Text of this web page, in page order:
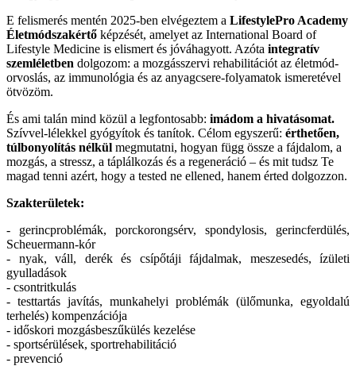
E felismerés mentén 2025-ben elvégeztem a LifestylePro Academy
Életmódszakértő képzését, amelyet az International Board of
Lifestyle Medicine is elismert és jóváhagyott. Azóta integratív
szemléletben dolgozom: a mozgásszervi rehabilitációt az életmód-
orvoslás, az immunológia és az anyagcsere-folyamatok ismeretével
ötvözöm.
És ami talán mind közül a legfontosabb: imádom a hivatásomat.
Szívvel-lélekkel gyógyítok és tanítok. Célom egyszerű: érthetően,
túlbonyolítás nélkül megmutatni, hogyan függ össze a fájdalom, a
mozgás, a stressz, a táplálkozás és a regeneráció – és mit tudsz Te
magad tenni azért, hogy a tested ne ellened, hanem érted dolgozzon.
Szakterületek:
- gerincproblémák, porckorongsérv, spondylosis, gerincferdülés,
Scheuermann-kór
- nyak, váll, derék és csípőtáji fájdalmak, meszesedés, ízületi
gyulladások
- csontritkulás
- testtartás javítás, munkahelyi problémák (ülőmunka, egyoldalú
terhelés) kompenzációja
- időskori mozgásbeszűkülés kezelése
- sportsérülések, sportrehabilitáció
- prevenció